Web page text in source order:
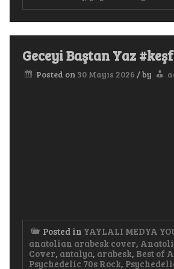
Geceyi Baştan Yaz
Posted on 30 Mayıs 2026 /by
Posted in YAYLALI MEDYA
anatolian arabesk cover,
Cover, antalya, arabesk, Best of
Psychedelic 70s Rock,